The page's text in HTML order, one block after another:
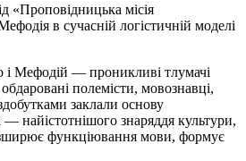
«Проповідницька місія
в сучасній логістичній моделі
і Мефодій — проникливі тлумачі
полемiсти, мовознавці,
заклали основу
— найістотнішого знаряддя культури,
функціювання мови, формує